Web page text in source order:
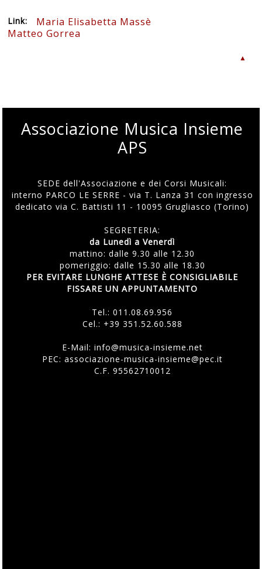
Link:
Maria Elisabetta Massè
Matteo Gorrea
▲
Associazione Musica Insieme
APS
SEDE dell'Associazione e dei Corsi Musicali:
interno PARCO LE SERRE - via T. Lanza 31 con ingresso
dedicato via C. Battisti 11 - 10095 Grugliasco (Torino)
SEGRETERIA:
da Lunedì a Venerdì
mattino: dalle 9.30 alle 12.30
pomeriggio: dalle 15.30 alle 18.30
PER EVITARE LUNGHE ATTESE È CONSIGLIABILE
FISSARE UN APPUNTAMENTO
Tel.:011.08.69.956
Cel.: +39 351.52.60.588
E-Mail: info@musica-insieme.net
PEC: associazione-musica-insieme@pec.it
C.F. 95562710012